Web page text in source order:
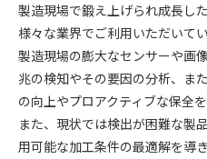
製造現場で鍛え上げられ成長し
様々な業界でご利用いただいてい
製造現場の膨大なセンサーや画
兆の検知やその要因の分析、ま
の向上やプロアクティブな保全
また、現状では検出が困難な製
用可能な加工条件の最適解を導